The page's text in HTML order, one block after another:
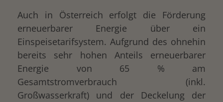
Auch in Österreich erfolgt die Förderung
erneuerbarer Energie über ein
Einspeisetarifsystem. Aufgrund des ohnehin
bereits sehr hohen Anteils erneuerbarer
Energie von 65 % am
Gesamtstromverbrauch (inkl.
Großwasserkraft) und der Deckelung der